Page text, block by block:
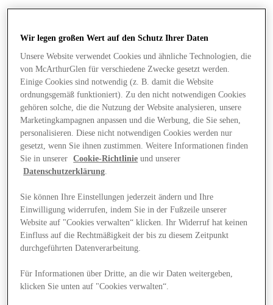
Wir legen großen Wert auf den Schutz Ihrer Daten
Unsere Website verwendet Cookies und ähnliche Technologien, die
von McArthurGlen für verschiedene Zwecke gesetzt werden.
Einige Cookies sind notwendig (z. B. damit die Website
ordnungsgemäß funktioniert). Zu den nicht notwendigen Cookies
gehören solche, die die Nutzung der Website analysieren, unsere
Marketingkampagnen anpassen und die Werbung, die Sie sehen,
personalisieren. Diese nicht notwendigen Cookies werden nur
gesetzt, wenn Sie ihnen zustimmen. Weitere Informationen finden
Sie in unserer
Cookie-Richtlinie und unserer
Datenschutzerklärung.
Sie können Ihre Einstellungen jederzeit ändern und Ihre
Einwilligung widerrufen, indem Sie in der Fußzeile unserer
Website auf "Cookies verwalten“ klicken. Ihr Widerruf hat keinen
Einfluss auf die Rechtmäßigkeit der bis zu diesem Zeitpunkt
durchgeführten Datenverarbeitung.
Für Informationen über Dritte, an die wir Daten weitergeben,
klicken Sie unten auf "Cookies verwalten“.